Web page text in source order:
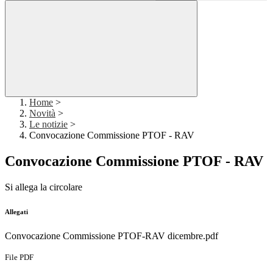
Home >
Novità >
Le notizie >
Convocazione Commissione PTOF - RAV
Convocazione Commissione PTOF - RAV
Si allega la circolare
Allegati
Convocazione Commissione PTOF-RAV dicembre.pdf
File PDF